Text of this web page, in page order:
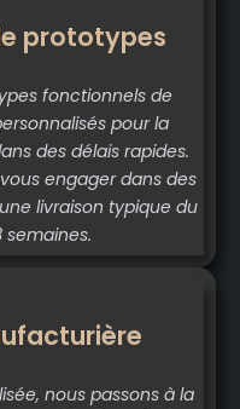
prototypes
fonctionnels de
pour la
des délais rapides.
engager dans des
livraison typique du
nous passons à la